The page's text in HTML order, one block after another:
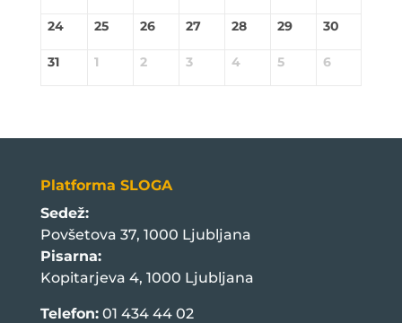
24 25 26 27 28 29 30
31 1 2 3 4 5 6
Platforma SLOGA
Sedež:
Povšetova 37, 1000 Ljubljana
Pisarna:
Kopitarjeva 4, 1000 Ljubljana
Telefon:01 434 44 02